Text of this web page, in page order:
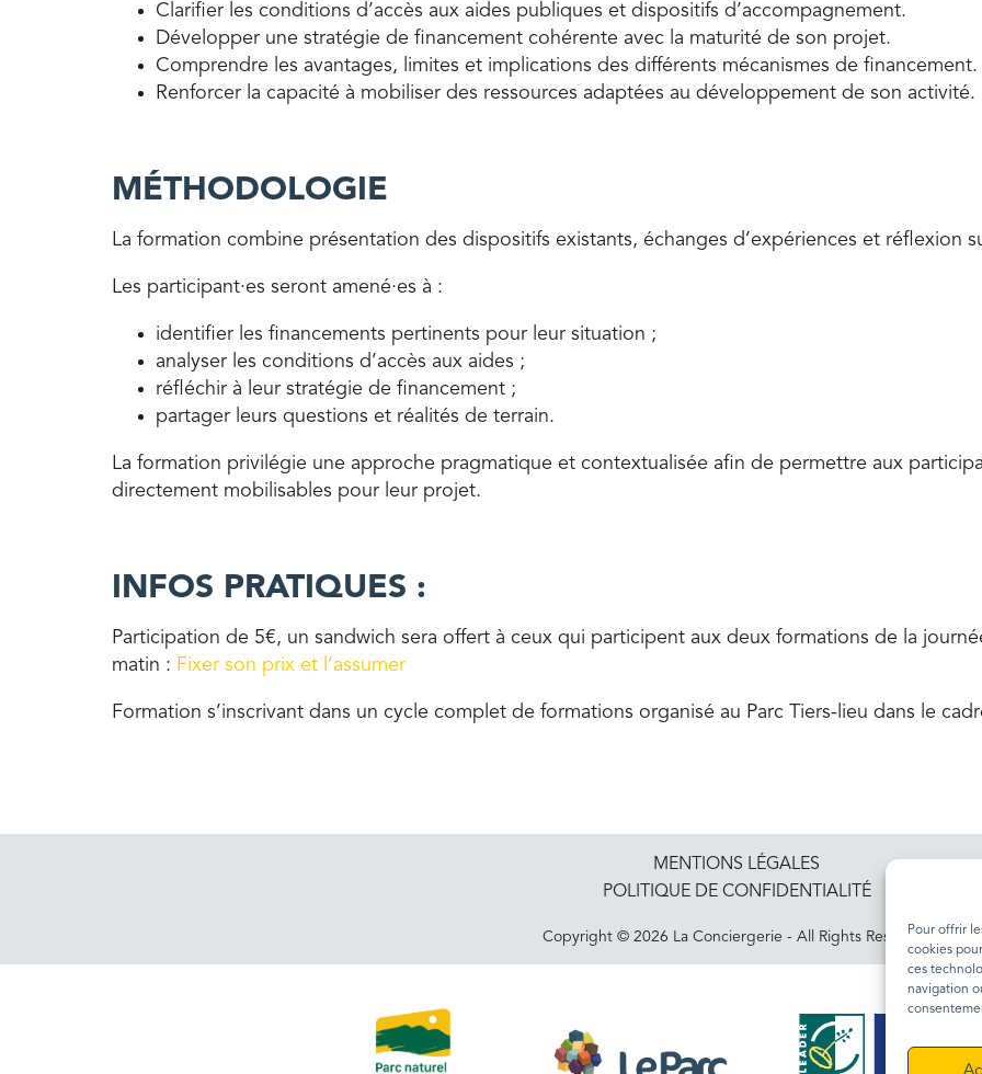
Pour offrir
cookies
ces
navigation
Clarifier les conditions d’accès aux aides publiques et dispositifs d’accompagnement.
Développer une stratégie de financement cohérente avec la maturité de son projet.
Comprendre les avantages, limites et implications des différents mécanismes de financement.
Renforcer la capacité à mobiliser des ressources adaptées au développement de son activité.
MÉTHODOLOGIE
La formation combine présentation des dispositifs existants, échanges d’expériences et réflexion
Les participant·es seront amené·es à :
identifier les financements pertinents pour leur situation ;
analyser les conditions d’accès aux aides ;
réfléchir à leur stratégie de financement ;
partager leurs questions et réalités de terrain.
La formation privilégie une approche pragmatique et contextualisée afin de permettre aux
directement mobilisables pour leur projet.
INFOS PRATIQUES :
Participation de 5€, un sandwich sera offert à ceux qui participent aux deux formations de la
matin : Fixer son prix et l’assumer
Formation s’inscrivant dans un cycle complet de formations organisé au Parc Tiers-lieu dans le
MENTIONS LÉGALES
POLITIQUE DE CONFIDENTIALITÉ
Copyright © 2026 La Conciergerie - All Rights Reserved